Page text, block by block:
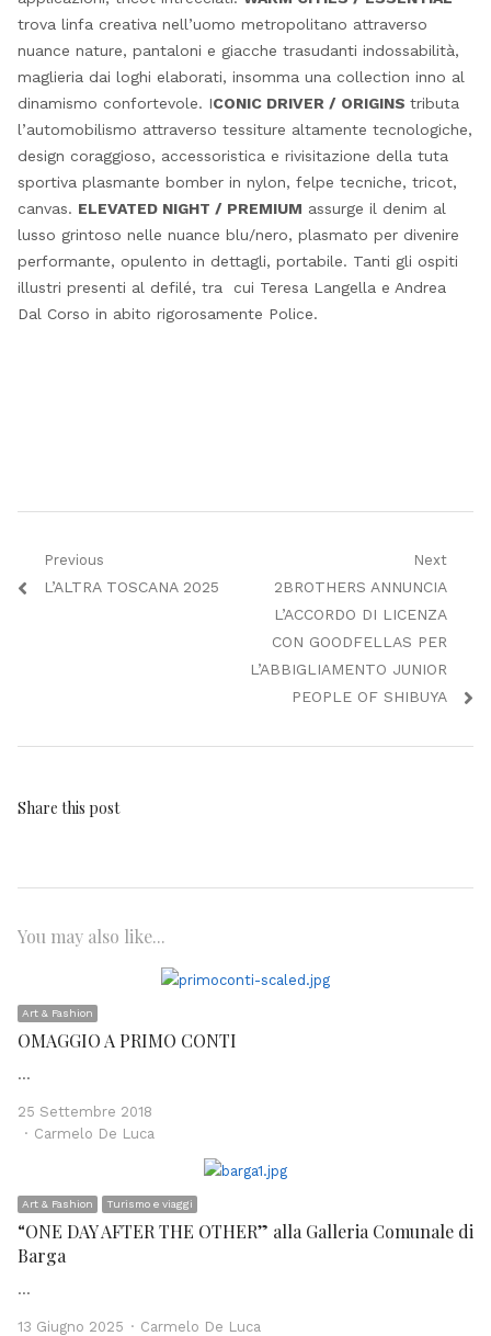
trova linfa creativa nell’uomo metropolitano attraverso
nuance nature, pantaloni e giacche trasudanti indossabilità,
maglieria dai loghi elaborati, insomma una collection inno al
dinamismo confortevole. ICONIC DRIVER / ORIGINS tributa
l’automobilismo attraverso tessiture altamente tecnologiche,
design coraggioso, accessoristica e rivisitazione della tuta
sportiva plasmante bomber in nylon, felpe tecniche, tricot,
canvas. ELEVATED NIGHT / PREMIUM assurge il denim al
lusso grintoso nelle nuance blu/nero, plasmato per divenire
performante, opulento in dettagli, portabile. Tanti gli ospiti
illustri presenti al defilé, tra cui Teresa Langella e Andrea
Dal Corso in abito rigorosamente Police.
Navigazione
articoli
Previous
Previous
L’ALTRA TOSCANA 2025
Next
Next
post:
2BROTHERS ANNUNCIA
L’ACCORDO DI LICENZA
CON GOODFELLAS PER
L’ABBIGLIAMENTO JUNIOR
PEOPLE OF SHIBUYA
Share this post
You may also like...
Art & Fashion
OMAGGIO A PRIMO CONTI
…
25 Settembre 2018
Author
Carmelo De Luca
Art & Fashion Turismo e viaggi
“ONE DAY AFTER THE OTHER” alla Galleria Comunale di
Barga
…
13 Giugno 2025 Author
Carmelo De Luca